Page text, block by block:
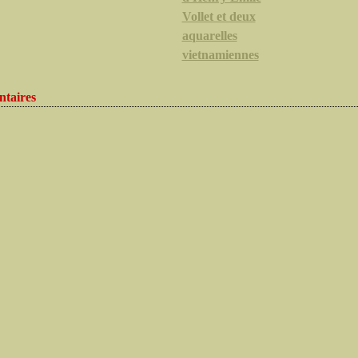
Vollet et deux
aquarelles
vietnamiennes